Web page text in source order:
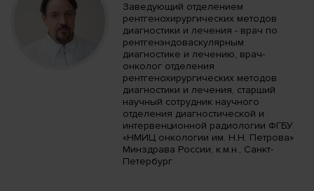
Заведующий отделением
рентгенохирургических методов
диагностики и лечения - врач по
рентгенэндоваскулярным
диагностике и лечению, врач-
онколог отделения
рентгенохирургических методов
диагностики и лечения, старший
научный сотрудник научного
отделения диагностической и
интервенционной радиологии ФГБУ
«НМИЦ онкологии им. Н.Н. Петрова»
Минздрава России, к.м.н., Санкт-
Петербург